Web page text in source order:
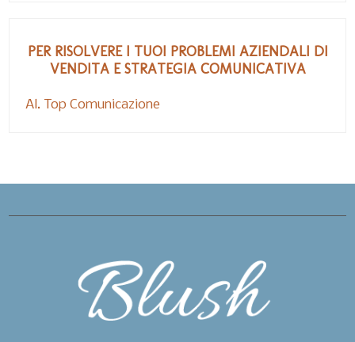
PER RISOLVERE I TUOI PROBLEMI AZIENDALI DI
VENDITA E STRATEGIA COMUNICATIVA
Al. Top Comunicazione